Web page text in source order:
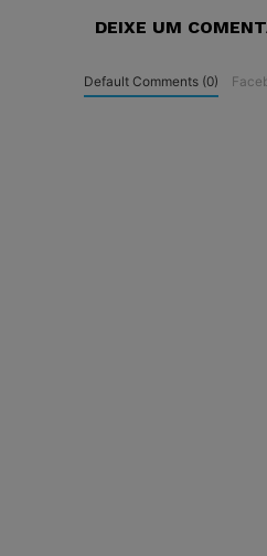
DEIXE UM
Default Comments (0)